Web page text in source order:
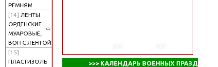
РЕМНЯМ
[14] ЛЕНТЫ
ОРДЕНСКИЕ
МУАРОВЫЕ,
ВОП С ЛЕНТОЙ
[15]
ПЛАСТИЗОЛЬ
>>> КАЛЕНДАРЬ ВОЕННЫХ